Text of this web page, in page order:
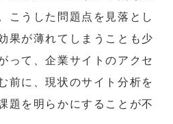
こうした問題点を見落とし
果が薄れてしまうことも少
って、企業サイトのアクセ
前に、現状のサイト分析を
題を明らかにすることが不